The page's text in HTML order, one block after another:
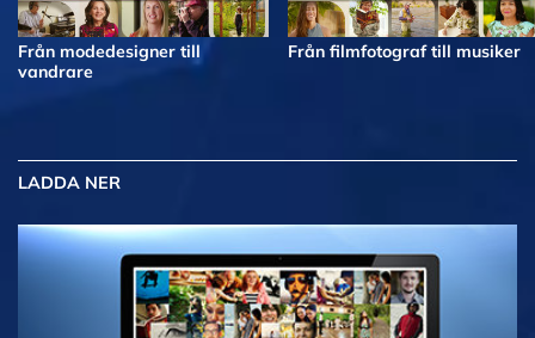
Från modedesigner till
vandrare
Från filmfotograf till musiker
LADDA NER